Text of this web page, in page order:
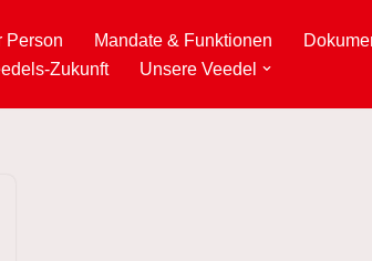
Person Mandate & Funktionen
Zukunft
Unsere Veedel